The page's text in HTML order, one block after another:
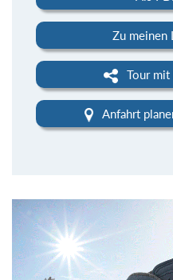
Zu meinen
Tour mit
Anfahrt